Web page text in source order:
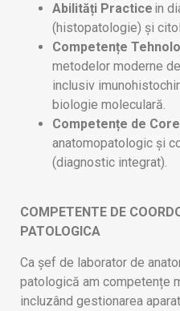
Abilități Practice in
(histopatologie) și
Competențe
metodelor moderne
inclusiv
biologie moleculară.
Competențe de
anatomopatologic și
(diagnostic integrat).
COMPETENTE DE
PATOLOGICA
Ca șef de laborator de
patologică am competențe
incluzând gestionarea